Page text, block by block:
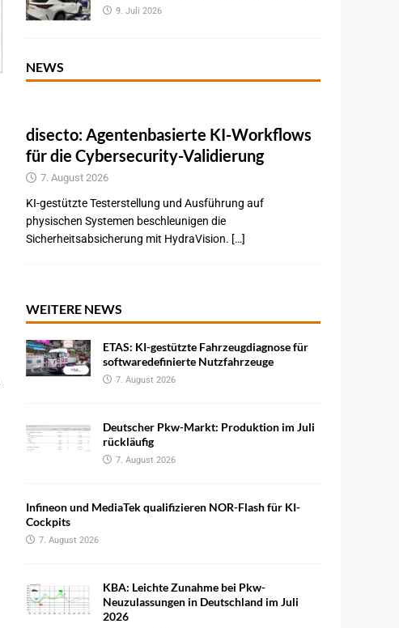
9. Juli 2026
NEWS
disecto: Agentenbasierte KI-Workflows
für die Cybersecurity-Validierung
7. August 2026
KI-gestützte Testerstellung und Ausführung auf
physischen Systemen beschleunigen die
Sicherheitsabsicherung mit HydraVision. […]
WEITERE NEWS
ETAS: KI-gestützte Fahrzeugdiagnose für
softwaredefinierte Nutzfahrzeuge
7. August 2026
Deutscher Pkw-Markt: Produktion im Juli
rückläufig
7. August 2026
Infineon und MediaTek qualifizieren NOR-Flash für KI-
Cockpits
7. August 2026
KBA: Leichte Zunahme bei Pkw-
Neuzulassungen in Deutschland im Juli
2026